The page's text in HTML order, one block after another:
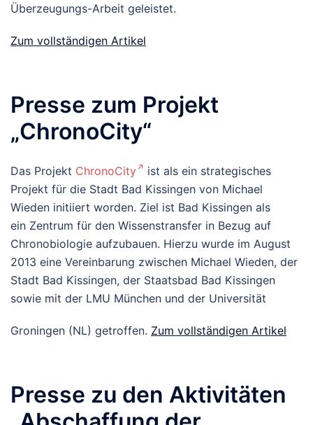
Überzeugungs-Arbeit geleistet.
Zum vollständigen Artikel
Presse zum Projekt
„ChronoCity“
Das Projekt ChronoCity
ist als ein strategisches
Projekt für die Stadt Bad Kissingen von Michael
Wieden initiiert worden. Ziel ist Bad Kissingen als
ein Zentrum für den Wissenstransfer in Bezug auf
Chronobiologie aufzubauen. Hierzu wurde im August
2013 eine Vereinbarung zwischen Michael Wieden, der
Stadt Bad Kissingen, der Staatsbad Bad Kissingen
sowie mit der LMU München und der Universität
Groningen (NL) getroffen. Zum vollständigen Artikel
Presse zu den Aktivitäten